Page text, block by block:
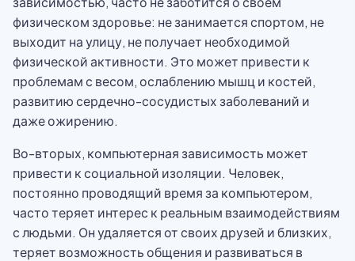
физическом здоровье: не занимается спортом, не
выходит на улицу, не получает необходимой
физической активности. Это может привести к
проблемам с весом, ослаблению мышц и костей,
развитию сердечно-сосудистых заболеваний и
даже ожирению.
Во-вторых, компьютерная зависимость может
привести к социальной изоляции. Человек,
постоянно проводящий время за компьютером,
часто теряет интерес к реальным взаимодействиям
с людьми. Он удаляется от своих друзей и близких,
теряет возможность общения и развиваться в